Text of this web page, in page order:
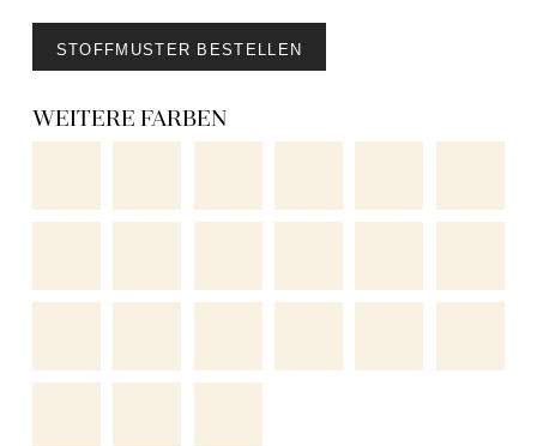
STOFFMUSTER BESTELLEN
WEITERE FARBEN